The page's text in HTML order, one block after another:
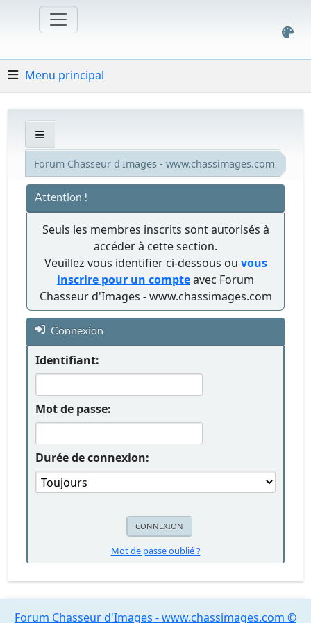
Menu principal
Forum Chasseur d'Images - www.chassimages.com
Attention !
Seuls les membres inscrits sont autorisés à
accéder à cette section.
Veuillez vous identifier ci-dessous ou vous
inscrire pour un compteavec Forum
Chasseur d'Images - www.chassimages.com
Connexion
Identifiant:
Mot de passe:
Durée de connexion:
Mot de passe oublié ?
Forum Chasseur d'Images - www.chassimages.com ©